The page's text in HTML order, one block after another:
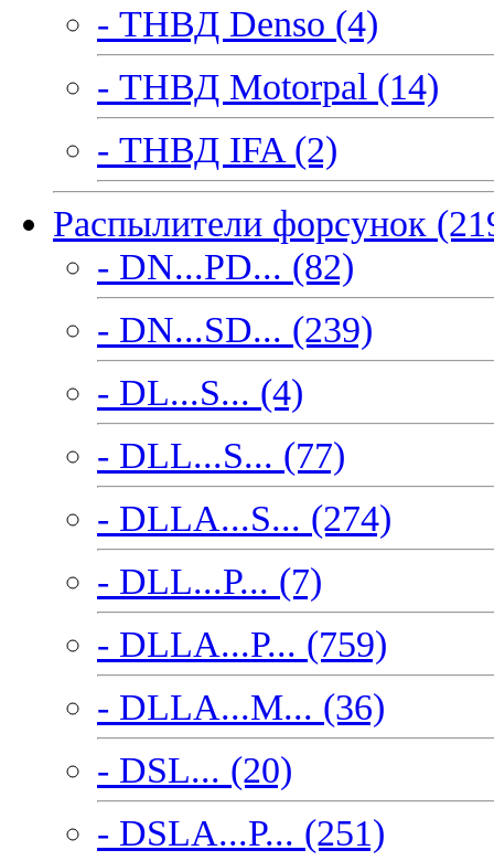
- ТНВД Denso (4)
- ТНВД Motorpal (14)
- ТНВД IFA (2)
Распылители форсунок
- DN...PD... (82)
- DN...SD... (239)
- DL...S... (4)
- DLL...S... (77)
- DLLA...S... (274)
- DLL...P... (7)
- DLLA...P... (759)
- DLLA...M... (36)
- DSL... (20)
- DSLA...P... (251)